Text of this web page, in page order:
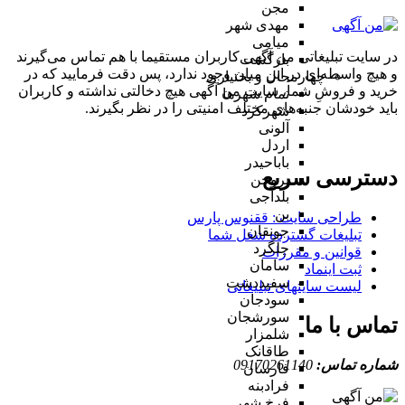
مجن
مهدی شهر
میامی
بازگشت
چهارمحال و بختیاری
تمام شهر‌ها
شهرکرد
آلونی
اردل
باباحیدر
بروجن
بلداجی
بن
جونقان
چلگرد
سامان
سفیددشت
سودجان
سورشجان
شلمزار
طاقانک
فارسان
فرادبنه
در سایت تبلیغاتی من آگهی کاربران مستقیما با هم تماس می‌گیرند
و هیچ واسطه‌ای در این میان وجود ندارد، پس دقت فرمایید که در
خرید و فروشِ شما، سایت من آگهی هیچ دخالتی نداشته و کاربران
باید خودشان جنبه‌های مختلف امنیتی را در نظر بگیرند.
دسترسی سریع
طراحی سایت :‌ ققنوس پارس
تبلیغات گسترده شغل شما
قوانین و مقررات
ثبت اینماد
لیست سایتهای تبلیغاتی
تماس با ما
شماره تماس: 09170261140